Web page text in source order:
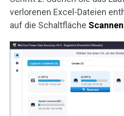
verlorenen Excel-Dateien
auf die Schaltfläche Scannen